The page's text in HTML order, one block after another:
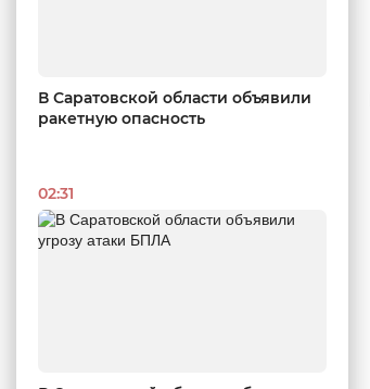
В Саратовской области объявили
ракетную опасность
02:31